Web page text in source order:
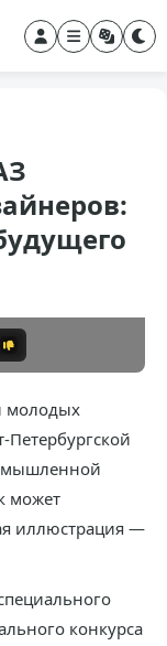
молодых
может
иллюстрация —
конкурса